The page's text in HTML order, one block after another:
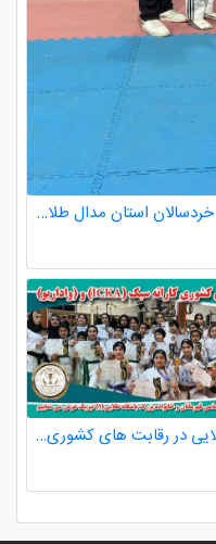
فینال مسابقات قهرمانی تکواندو لیگ خردسالان استان مدال طلا صدرا ظفری از باشگاه طلایی به مربیگری استاد عسکری مربی ارزنده باشگاه
کسب مقام قهرمانی بانوان باشگاه طلایی در رقابت های کشوری کاراته